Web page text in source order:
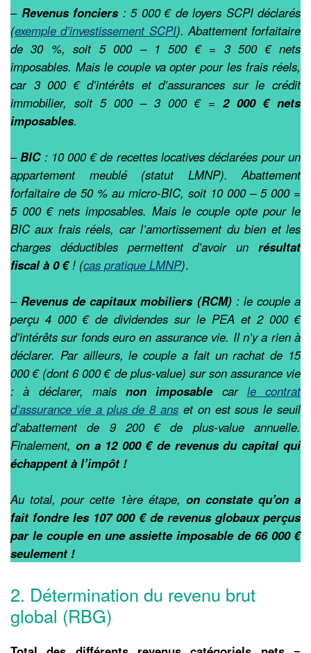
– Revenus fonciers: 5 000 € de loyers SCPI déclarés
(exemple d’investissement SCPI). Abattement forfaitaire
de 30 %, soit 5 000 – 1 500 € = 3 500 € nets
imposables. Mais le couple va opter pour les frais réels,
car 3 000 € d’intérêts et d’assurances sur le crédit
immobilier, soit 5 000 – 3 000 € = 2 000 € nets
imposables.
– BIC : 10 000 € de recettes locatives déclarées pour un
appartement meublé (statut LMNP). Abattement
forfaitaire de 50 % au micro-BIC, soit 10 000 – 5 000 =
5 000 € nets imposables. Mais le couple opte pour le
BIC aux frais réels, car l’amortissement du bien et les
charges déductibles permettent d’avoir un résultat
fiscal à 0 €! (cas pratique LMNP).
– Revenus de capitaux mobiliers (RCM) : le couple a
perçu 4 000 € de dividendes sur le PEA et 2 000 €
d’intérêts sur fonds euro en assurance vie. Il n’y a rien à
déclarer. Par ailleurs, le couple a fait un rachat de 15
000 € (dont 6 000 € de plus-value) sur son assurance vie
: à déclarer, mais non imposablecar le contrat
d’assurance vie a plus de 8 ans et on est sous le seuil
d’abattement de 9 200 € de plus-value annuelle.
Finalement, on a 12 000 € de revenus du capital qui
échappent à l’impôt !
Au total, pour cette 1ère étape, on constate qu’on a
fait fondre les 107 000 € de revenus globaux perçus
par le couple en une assiette imposable de 66 000 €
seulement !
2. Détermination du revenu brut
global (RBG)